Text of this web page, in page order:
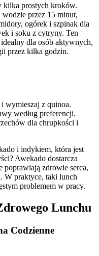
kilka prostych kroków.
przez 15 minut,
ogórek i szpinak dla
i soku z cytryny. Ten
dla osób aktywnych,
przez kilka godzin.
wymieszaj z quinoa.
według preferencji.
dla chrupkości i
i indykiem, która jest
Awekado dostarcza
poprawiają zdrowie serca,
W praktyce, taki lunch
problemem w pracy.
Lunchu
Codzienne